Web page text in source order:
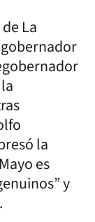
La
la
es
y